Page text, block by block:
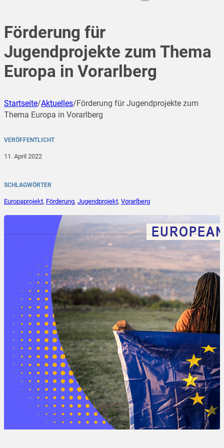
Förderung für
Jugendprojekte zum Thema
Europa in Vorarlberg
Startseite/Aktuelles/Förderung für Jugendprojekte zum
Thema Europa in Vorarlberg
VERÖFFENTLICHT
11. April 2022
SCHLAGWÖRTER
Europaprojekt, Förderung, Jugendprojekt, Vorarlberg